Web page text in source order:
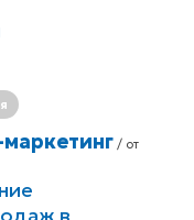
/ от
в